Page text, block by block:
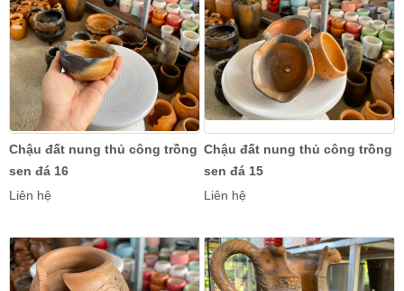
Chậu đất nung thủ công trồng
sen đá 16
Liên hệ
Chậu đất nung thủ công trồng
sen đá 15
Liên hệ